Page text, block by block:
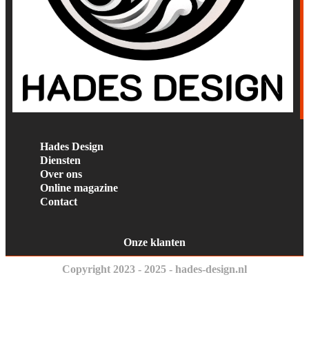
Hades Design
Diensten
Over ons
Online magazine
Contact
Onze klanten
Copyright 2023 - 2025 - hades-design.nl